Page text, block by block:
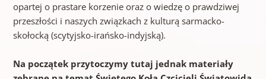
opartej o prastare korzenie oraz o wiedzę o prawdziwej
przeszłości i naszych związkach z kulturą sarmacko-
skołocką (scytyjsko-irańsko-indyjską).
Na początek przytoczymy tutaj jednak materiały